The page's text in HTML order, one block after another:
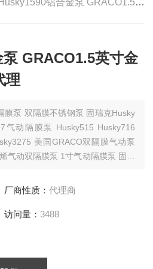
铝合金泵 GRACO1.5英寸金属泵 固瑞克气动隔膜泵代理
泵 GRACO1.5英寸金
理
膜泵 双隔膜不锈钢泵 固瑞克Husky
动隔膜泵 Husky515 Husky716
美国GRACO双隔膜气动泵
气动双隔膜泵 1寸气动隔膜泵 固瑞
厂商性质： 代理商
访问量： 3488